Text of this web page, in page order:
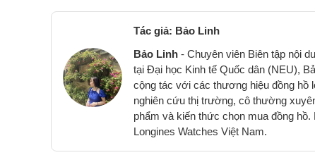
Tác giả: Bảo Linh
Bảo Linh - Chuyên viên Biên tập nội
tại Đại học Kinh tế Quốc dân (NEU),
cộng tác với các thương hiệu đồng
nghiên cứu thị trường, cô thường
phẩm và kiến thức chọn mua đồng
Longines Watches Việt Nam.